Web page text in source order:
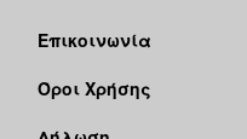
Επικοινωνία
Όροι Χρήσης